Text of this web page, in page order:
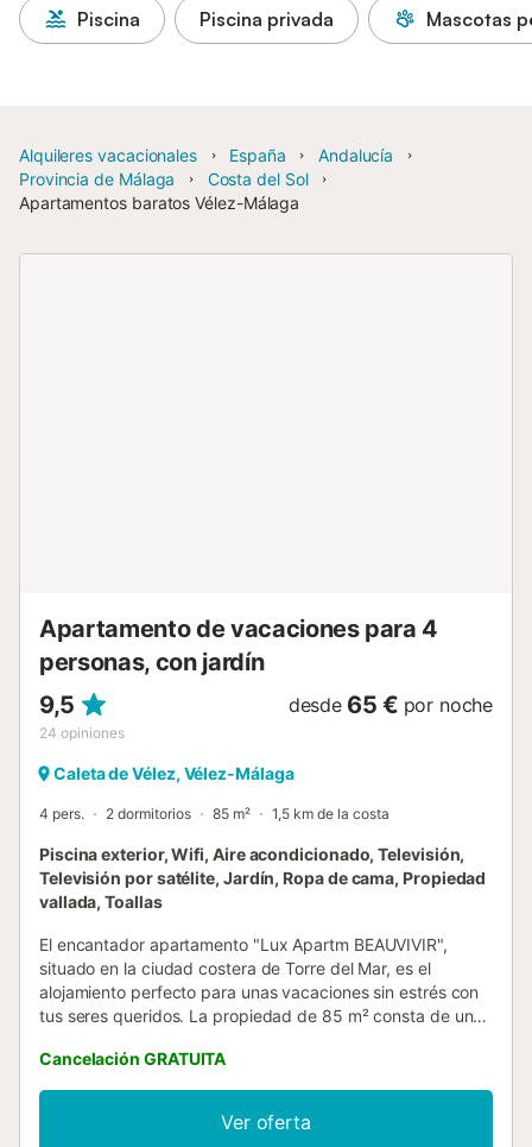
Piscina Piscina privada Mascotas
Alquileres vacacionales España
Andalucía
Provincia de Málaga
Costa del Sol
Apartamentos baratos Vélez-Málaga
Apartamento de vacaciones para 4
personas, con jardín
9,5
24 opiniones
desde 65 € por noche
Caleta de Vélez, Vélez-Málaga
4 pers. 2 dormitorios 85 m² 1,5 km de la costa
Piscina exterior, Wifi, Aire acondicionado, Televisión,
Televisión por satélite, Jardín, Ropa de cama, Propiedad
vallada, Toallas
El encantador apartamento "Lux Apartm BEAUVIVIR",
situado en la ciudad costera de Torre del Mar, es el
alojamiento perfecto para unas vacaciones sin estrés con
tus seres queridos. La propiedad de 85 m² consta de un
dormitorios y 2 baños, por lo que puede alojar a 4
personas. Los servicios adicionales incluyen Wi-Fi
adecuado para videollamadas, aire acondicionado (en
todas las habitaciones), una lavadora, un reproductor de
Cancelación GRATUITA
Ver oferta